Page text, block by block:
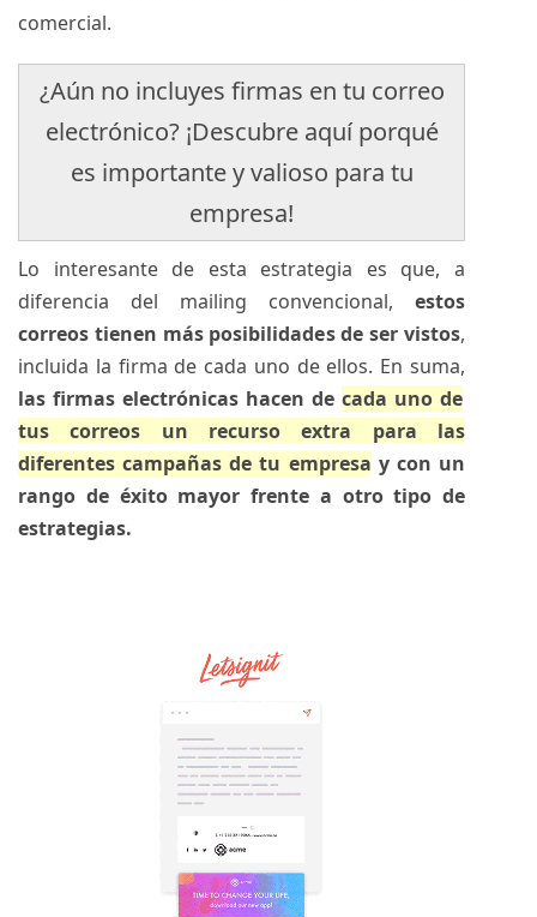
comercial.
¿Aún no incluyes firmas en tu correo
electrónico? ¡Descubre aquí porqué
es importante y valioso para tu
empresa!
Lo interesante de esta estrategia es que, a
diferencia del mailing convencional, estos
correos tienen más posibilidades de ser vistos,
incluida la firma de cada uno de ellos. En suma,
las firmas electrónicas hacen de cada uno de
tus correos un recurso extra para las
diferentes campañas de tu empresa y con un
rango de éxito mayor frente a otro tipo de
estrategias.